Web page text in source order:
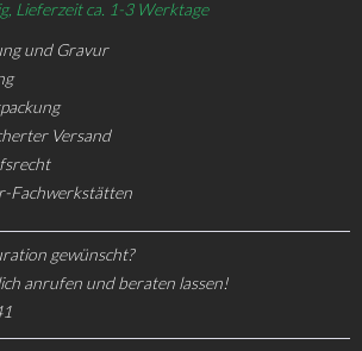
Lieferzeit ca. 1-3 Werktage
und Gravur
Versand
Fachwerkstätten
gewünscht?
anrufen und beraten lassen!